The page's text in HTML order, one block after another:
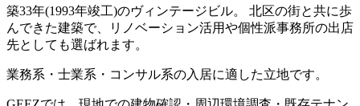
築33年(1993年竣工)のヴィンテージビル。 北区の街と共に歩
んできた建築で、リノベーション活用や個性派事務所の出店
先としても選ばれます。
業務系・士業系・コンサル系の入居に適した立地です。